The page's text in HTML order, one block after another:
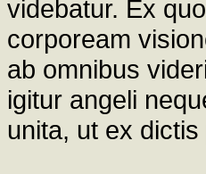
videbatur. Ex
corpoream
ab omnibus
igitur angeli
unita, ut ex